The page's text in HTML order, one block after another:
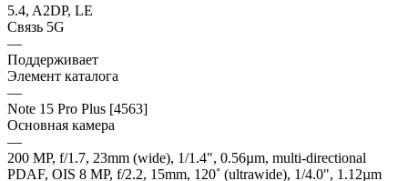
5.4, A2DP, LE
Связь 5G
—
Поддерживает
Элемент каталога
—
Note 15 Pro Plus [4563]
Основная камера
—
200 MP, f/1.7, 23mm (wide), 1/1.4", 0.56µm, multi-directional
PDAF, OIS 8 MP, f/2.2, 15mm, 120˚ (ultrawide), 1/4.0", 1.12µm